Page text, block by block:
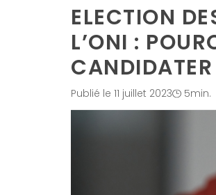
ELECTION
L’ONI :
Publié le 11 juillet 2023 5min.